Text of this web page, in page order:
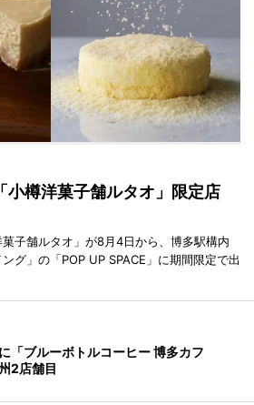
小樽洋菓子舗ルタオ」限定店
子舗ルタオ」が8月4日から、博多駅構内
グ」の「POP UP SPACE」に期間限定で出
「ブルーボトルコーヒー 博多カフ
2店舗目